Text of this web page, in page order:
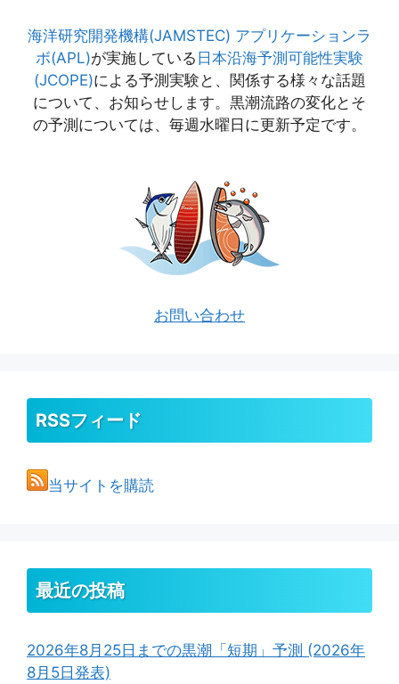
海洋研究開発機構(JAMSTEC) アプリケーションラ
ボ(APL)が実施している 日本沿海予測可能性実験
(JCOPE)による予測実験と、関係する様々な話題
について、お知らせします。黒潮流路の変化とそ
の予測については、毎週水曜日に更新予定です。
お問い合わせ
RSSフィード
当サイトを購読
最近の投稿
2026年8月25日までの黒潮「短期」予測 (2026年
8月5日発表)